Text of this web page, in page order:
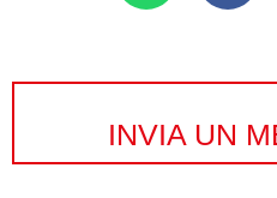
INVIA UN